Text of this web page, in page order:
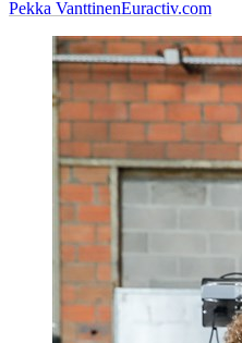
Pekka VanttinenEuractiv.com